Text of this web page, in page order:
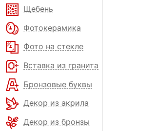
Щебень
Фотокерамика
Фото на стекле
Вставка из гранита
Бронзовые буквы
Декор из акрила
Декор из бронзы